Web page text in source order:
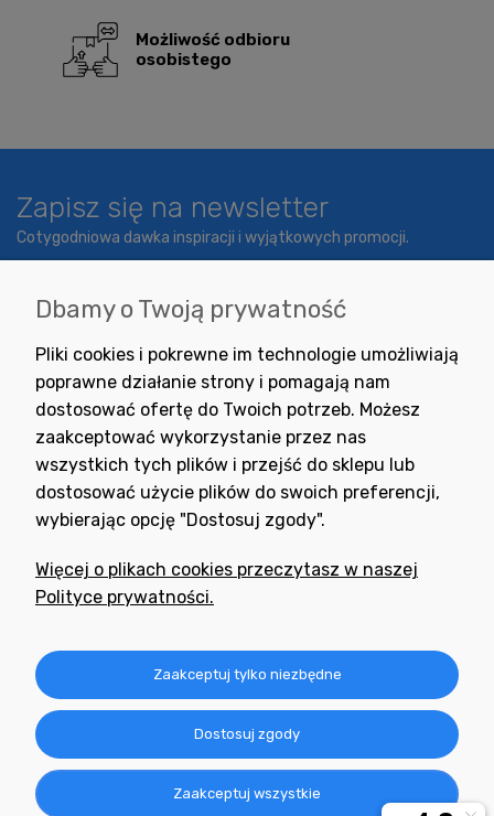
Możliwość odbioru
osobistego
Zapisz się na newsletter
Cotygodniowa dawka inspiracji i wyjątkowych promocji.
Wyrażam zgodę na otrzymywanie newslettera z inspiracjami,
nowościami i promocjami.
Potrzebujesz pomocy
+48 791 806 804
Informacje
Obsługa zamówień
O nas
Dbamy o Twoją prywatność
Pliki cookies i pokrewne im technologie umożliwiają
poprawne działanie strony i pomagają nam
dostosować ofertę do Twoich potrzeb. Możesz
zaakceptować wykorzystanie przez nas
wszystkich tych plików i przejść do sklepu lub
dostosować użycie plików do swoich preferencji,
wybierając opcję "Dostosuj zgody".
Więcej o plikach cookies przeczytasz w naszej
Polityce prywatności.
Zaakceptuj tylko niezbędne
Dostosuj zgody
Zaakceptuj wszystkie